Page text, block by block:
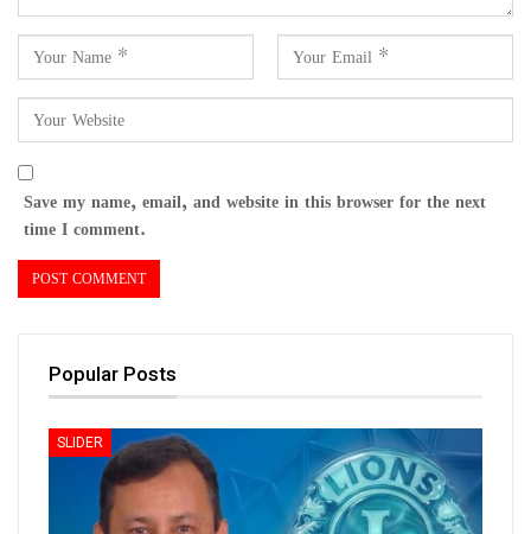
Save my name, email, and website in this browser for the next
time I comment.
Popular Posts
SLIDER